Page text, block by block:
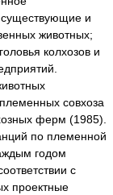
существующие и
животных;
колхозов и
совхоза
ферм (1985).
по племенной
годом
с
проектные